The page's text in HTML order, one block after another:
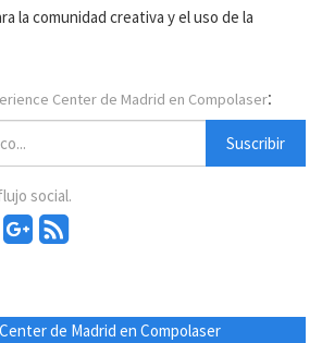
la comunidad creativa y el uso de la
Center de Madrid en Compolaser:
Suscribir
social.
de Madrid en Compolaser